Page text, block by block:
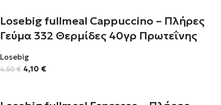
Losebig fullmeal Cappuccino – Πλήρες
Γεύμα 332 Θερμίδες 40γρ Πρωτεΐνης
Losebig
4,50€ 4,10 €